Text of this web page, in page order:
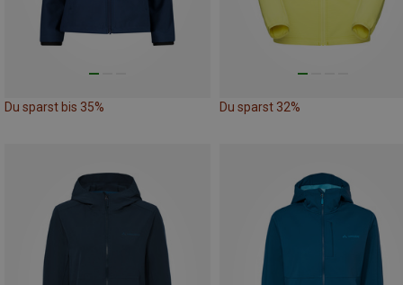
Du sparst bis 35% Du sparst 32%